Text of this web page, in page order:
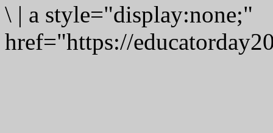
\ | a style="display:none;"
href="https://